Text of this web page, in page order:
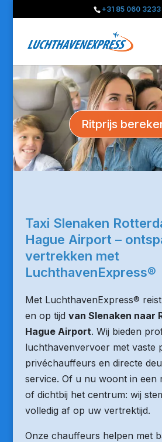
+31 85 060 3233
Ritprijs
Taxi Slenaken
Hague Airport –
vertrekken met
LuchthavenExpress®
Met LuchthavenExpress®
en op tijd van Slenaken naar
Hague Airport. Wij bieden
luchthavenvervoer met vaste
privéchauffeurs en directe
service. Of u nu woont in een
of dichtbij het centrum: wij
volledig af op uw vertrektijd.
Onze chauffeurs helpen met